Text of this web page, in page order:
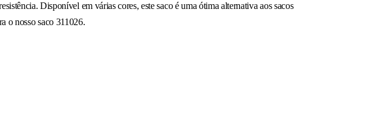
Disponível em várias cores, este saco é uma ótima alternativa aos sacos
o nosso saco 311026.